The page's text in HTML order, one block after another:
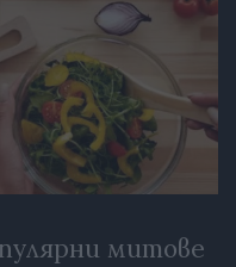
митове